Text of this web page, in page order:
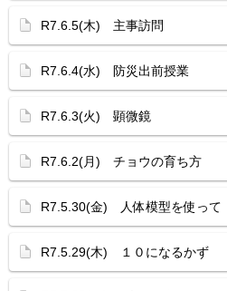
R7.6.5(木) 主事訪問
R7.6.4(水) 防災出前授業
R7.6.3(火) 顕微鏡
R7.6.2(月) チョウの育ち方
R7.5.30(金) 人体模型を使って
R7.5.29(木) １０になるかず